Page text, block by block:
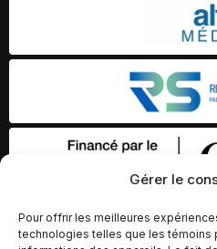
Gérer le
Pour offrir les meilleures
technologies telles que les témoins